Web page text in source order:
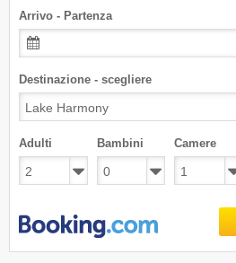
Arrivo - Partenza
Destinazione - scegliere
Adulti Bambini Camere